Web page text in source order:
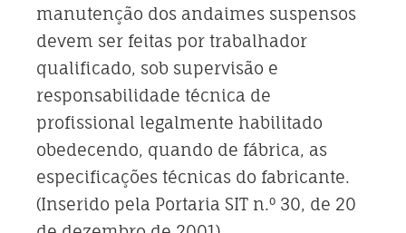
manutenção dos andaimes suspensos
devem ser feitas por trabalhador
qualificado, sob supervisão e
responsabilidade técnica de
profissional legalmente habilitado
obedecendo, quando de fábrica, as
especificações técnicas do fabricante.
(Inserido pela Portaria SIT n.º 30, de 20